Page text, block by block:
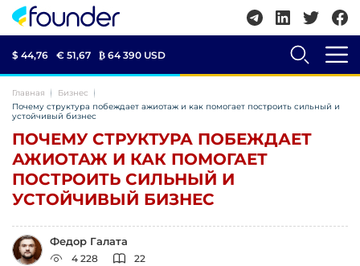
$ 44,76 € 51,67 ₿ 64 390 USD
Главная
Бизнес
Почему структура побеждает ажиотаж и как помогает построить сильный и
устойчивый бизнес
ПОЧЕМУ СТРУКТУРА ПОБЕЖДАЕТ
АЖИОТАЖ И КАК ПОМОГАЕТ
ПОСТРОИТЬ СИЛЬНЫЙ И
УСТОЙЧИВЫЙ БИЗНЕС
Федор Галата
4 228 22